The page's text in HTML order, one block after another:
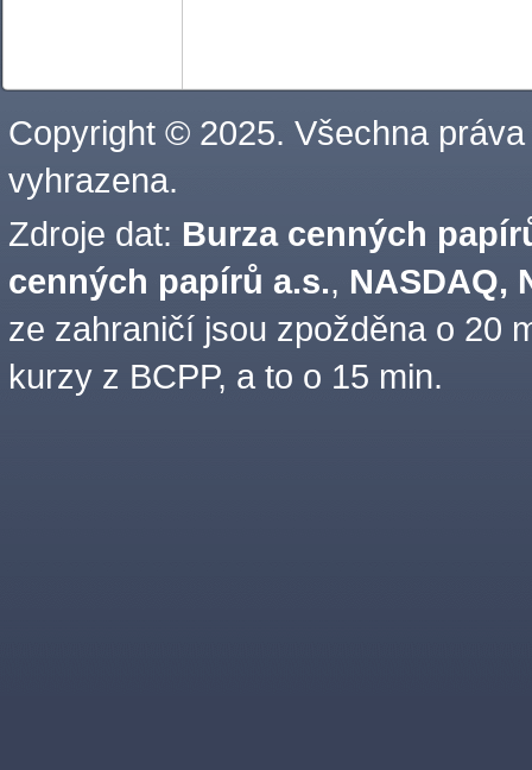
Copyright © 2025. Všechna práva
vyhrazena.
Zdroje dat: Burza cenných
cenných papírů a.s., NASDAQ,
ze zahraničí jsou zpožděna o 20
kurzy z BCPP, a to o 15 min.